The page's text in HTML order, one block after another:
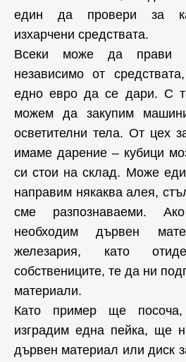
един да провери за
изхарчени средствата.
Всеки може да прави
независимо от
едно евро да се дари. С
можем да закупим
осветителни тела. От цех
имаме дарение – кубици
си стои на склад. Може
направим някаква алея,
сме разпознаваеми.
необходим дървен
железария, като
собствениците, те да ни
материали.
Като пример ще
изградим една пейка, ще
дървен материал или диск